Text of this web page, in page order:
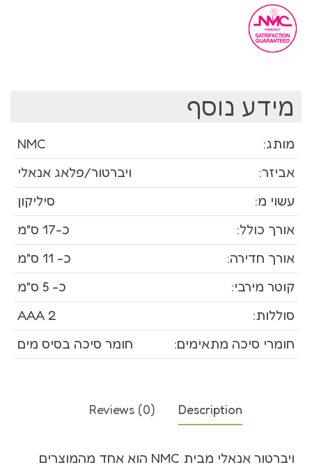
מידע נוסף
מותג:
NMC
אביזר:
ויברטור/פלאג אנאלי
עשוי מ:
סיליקון
אורך כולל:
כ-17 ס"מ
אורך חדירה:
כ- 11 ס"מ
קוטר מירבי:
כ- 5 ס"מ
סוללות:
2 AAA
חומרי סיכה מתאימים:
חומר סיכה בסיס מים
Description
Reviews (0)
ויברטור אנאלי מבית NMC הוא אחד מהמוצרים